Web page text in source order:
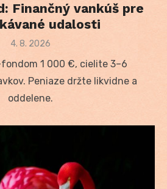
Finančný vankúš pre
udalosti
Posted
4. 8. 2026
1 000 €, cielite 3–6
Peniaze držte likvidne a
oddelene.